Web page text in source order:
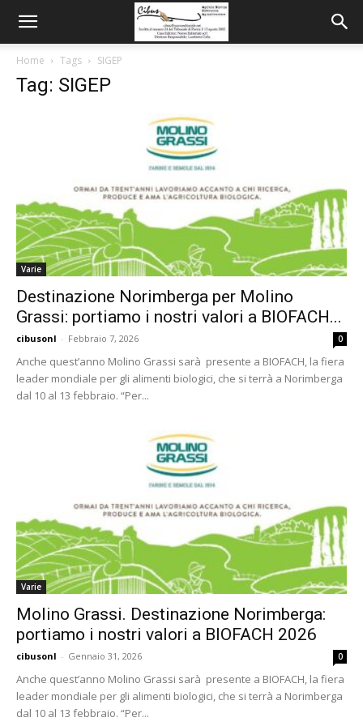
Home Tags SIGEP
Tag: SIGEP
Varie
Destinazione Norimberga per Molino
Grassi: portiamo i nostri valori a BIOFACH...
cibusonl - Febbraio 7, 2026 0
Anche quest’anno Molino Grassi sarà presente a BIOFACH, la fiera
leader mondiale per gli alimenti biologici, che si terrà a Norimberga
dal 10 al 13 febbraio. “Per...
Varie
Molino Grassi. Destinazione Norimberga:
portiamo i nostri valori a BIOFACH 2026
cibusonl - Gennaio 31, 2026 0
Anche quest’anno Molino Grassi sarà presente a BIOFACH, la fiera
leader mondiale per gli alimenti biologici, che si terrà a Norimberga
dal 10 al 13 febbraio. “Per...